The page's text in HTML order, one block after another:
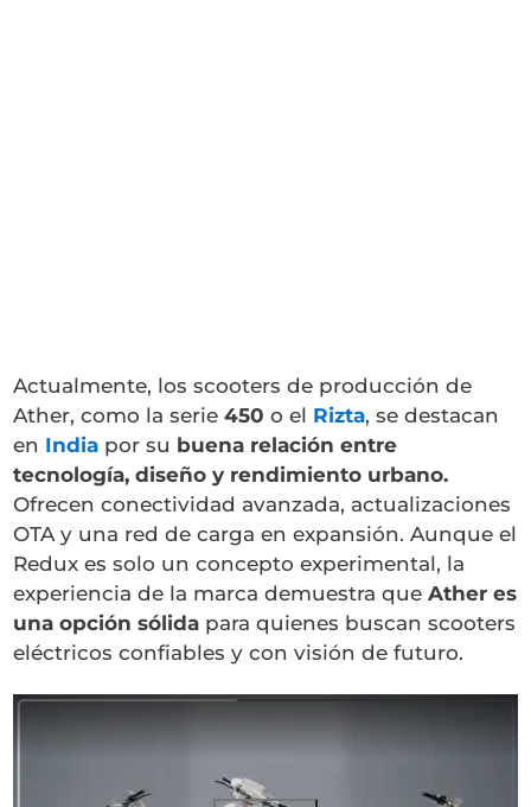
Actualmente, los scooters de producción de
Ather, como la serie450 o el Rizta, se destacan
en India por su buena relación entre
tecnología, diseño y rendimiento urbano.
Ofrecen conectividad avanzada, actualizaciones
OTA y una red de carga en expansión. Aunque el
Redux es solo un concepto experimental, la
experiencia de la marca demuestra queAther es
una opción sólida para quienes buscan scooters
eléctricos confiables y con visión de futuro.
Ver este vídeo en YouTube